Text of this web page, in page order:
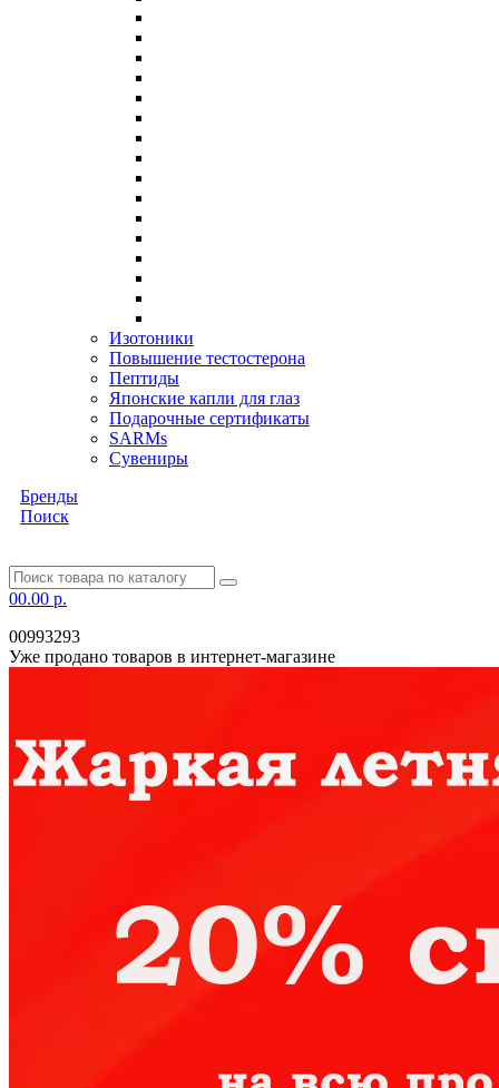
Изотоники
Повышение тестостерона
Пептиды
Японские капли для глаз
Подарочные сертификаты
SARMs
Сувениры
Бренды
Поиск
00.00 р.
00993293
Уже продано товаров в интернет-магазине